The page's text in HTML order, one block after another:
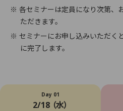
※ 各セミナーは定員になり次第、
ただきます。
※ セミナーにお申し込みいただく
に完了します。
Day 01
2/18 （水）